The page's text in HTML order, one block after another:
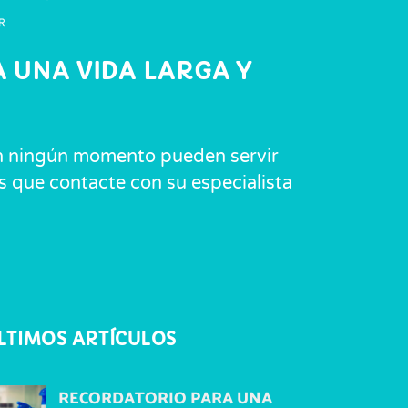
UNA VIDA LARGA Y
ningún momento pueden servir
contacte con su especialista
ARTÍCULOS
RECORDATORIO PARA UNA